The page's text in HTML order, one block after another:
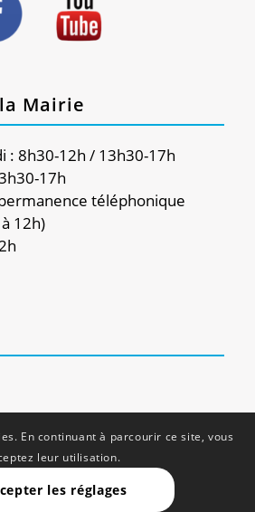
Mairie
: 8h30-12h / 13h30-17h
17h
téléphonique
12h)
En continuant à parcourir ce site, vous
leur utilisation.
les réglages